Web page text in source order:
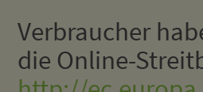
Verbraucher
die Online-